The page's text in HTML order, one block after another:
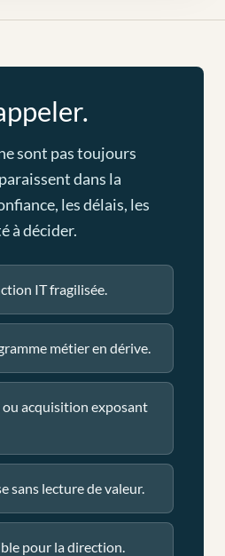
sont pas toujours
dans la
les délais, les
à décider.
IT fragilisée.
métier en dérive.
acquisition exposant
sans lecture de valeur.
pour la direction.